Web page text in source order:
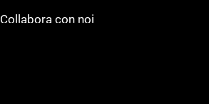
Collabora con noi